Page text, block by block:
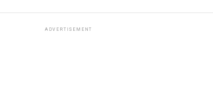
ADVERTISEMENT